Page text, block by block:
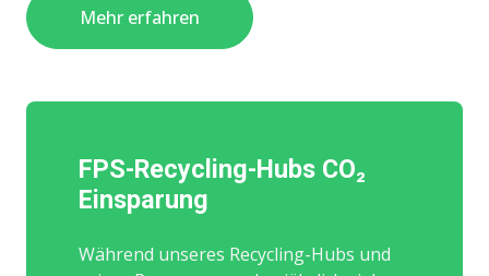
Mehr erfahren
FPS-Recycling-Hubs CO₂
Einsparung
Während unseres Recycling-Hubs und